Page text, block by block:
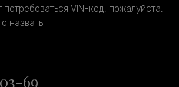
потребоваться VIN-код, пожалуйста,
назвать.
69